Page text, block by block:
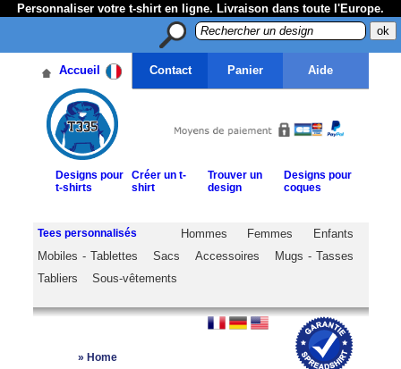
Personnaliser votre t-shirt en ligne. Livraison dans toute l'Europe.
Accueil Contact Panier Aide
Designs pour
t-shirts
Créer un t-
shirt
Trouver un
design
Designs pour
coques
Tees personnalisés Hommes Femmes
Enfants
Mobiles - Tablettes
Sacs Accessoires
Mugs - Tasses
Tabliers
Sous-vêtements
» Home